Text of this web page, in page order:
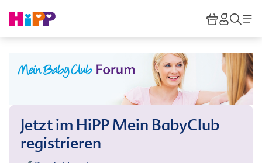
HiPP
Jetzt im HiPP Mein BabyClub
registrieren